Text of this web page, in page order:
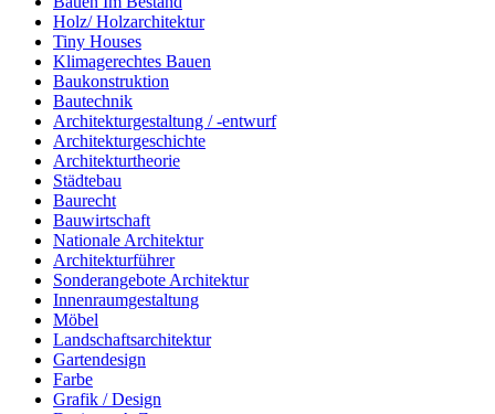
Holz/ Holzarchitektur
Tiny Houses
Klimagerechtes Bauen
Baukonstruktion
Bautechnik
Architekturgestaltung / -entwurf
Architekturgeschichte
Architekturtheorie
Städtebau
Baurecht
Bauwirtschaft
Nationale Architektur
Architekturführer
Sonderangebote Architektur
Innenraumgestaltung
Möbel
Landschaftsarchitektur
Gartendesign
Farbe
Grafik / Design